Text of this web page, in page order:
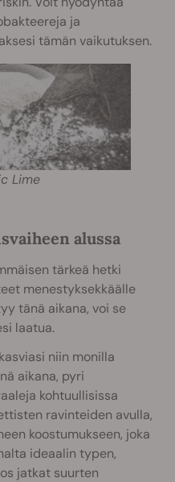
ja
tämän vaikutuksen.
Lime
alussa
tärkeä hetki
menestyksekkäälle
tänä aikana, voi se
laatua.
niin monilla
aikana, pyri
kohtuullisissa
ravinteiden avulla,
koostumukseen, joka
ideaalin typen,
jatkat suurten